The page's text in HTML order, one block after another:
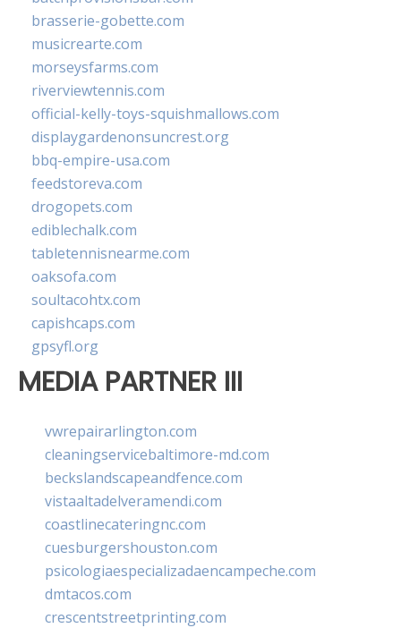
brasserie-gobette.com
musicrearte.com
morseysfarms.com
riverviewtennis.com
official-kelly-toys-squishmallows.com
displaygardenonsuncrest.org
bbq-empire-usa.com
feedstoreva.com
drogopets.com
ediblechalk.com
tabletennisnearme.com
oaksofa.com
soultacohtx.com
capishcaps.com
gpsyfl.org
MEDIA PARTNER III
vwrepairarlington.com
cleaningservicebaltimore-md.com
beckslandscapeandfence.com
vistaaltadelveramendi.com
coastlinecateringnc.com
cuesburgershouston.com
psicologiaespecializadaencampeche.com
dmtacos.com
crescentstreetprinting.com